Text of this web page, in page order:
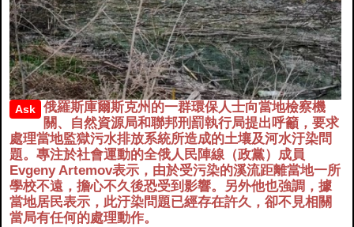
Ask
俄羅斯庫爾斯克州的一群環保人士向當地檢察機
關、自然資源局和聯邦刑罰執行局提出呼籲，要求
處理當地監獄污水排放系統所造成的土壤及河水汙染問
題。專注於社會運動的全俄人民陣線（政黨）成員
Evgeny Artemov表示，由於受污染的溪流距離當地一所
學校不遠，擔心不久後恐受到影響。另外他也強調，據
當地居民表示，此汙染問題已經存在許久，卻不見相關
當局有任何的處理動作。